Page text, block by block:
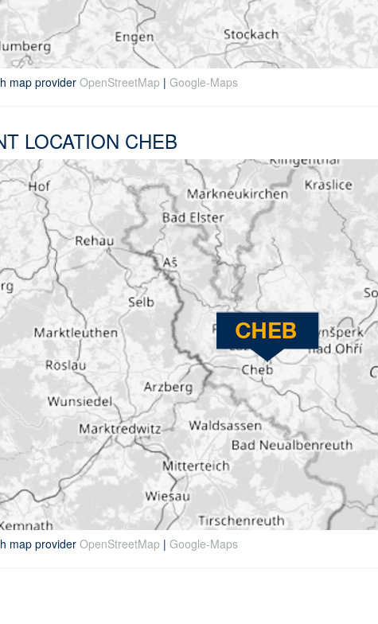
map provider OpenStreetMap | Google-Maps
LOCATION CHEB
map provider OpenStreetMap | Google-Maps